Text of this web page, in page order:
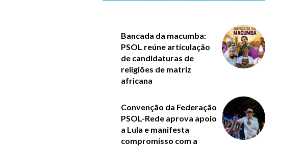
Bancada da macumba:
PSOL reúne articulação
de candidaturas de
religiões de matriz
africana
Convenção da Federação
PSOL-Rede aprova apoio
a Lula e manifesta
compromisso com a